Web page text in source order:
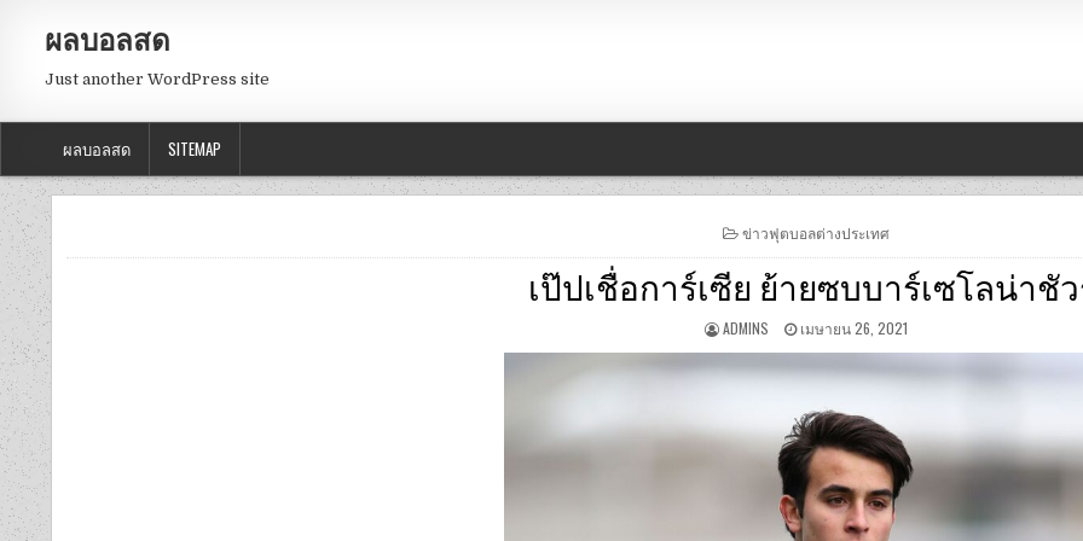
ผลบอลสด
Just another WordPress site
ผลบอลสด SITEMAP
POSTED
ข่าวฟุตบอลต่างประเทศ
เป๊ปเชื่อการ์เซีย ย้ายซบบาร์เซโลน่าชั
ADMINS เมษายน 26, 2021